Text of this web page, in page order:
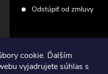
cookie. Ďalším
vyjadrujete súhlas s
Odstúpiť od zmluvy